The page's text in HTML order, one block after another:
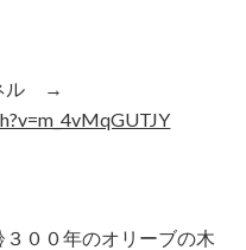
ネル →
００年のオリーブの木